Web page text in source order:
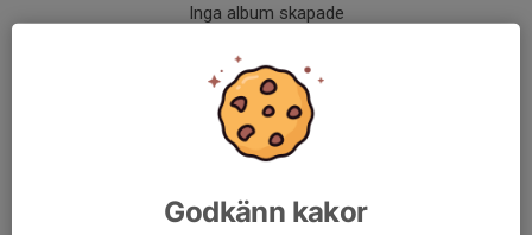
Inga album skapade
Godkänn kakor